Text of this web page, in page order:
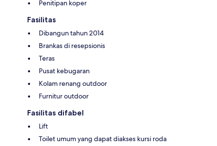
Penitipan koper
Fasilitas
Dibangun tahun 2014
Brankas di resepsionis
Teras
Pusat kebugaran
Kolam renang outdoor
Furnitur outdoor
Fasilitas difabel
Lift
Toilet umum yang dapat diakses kursi roda